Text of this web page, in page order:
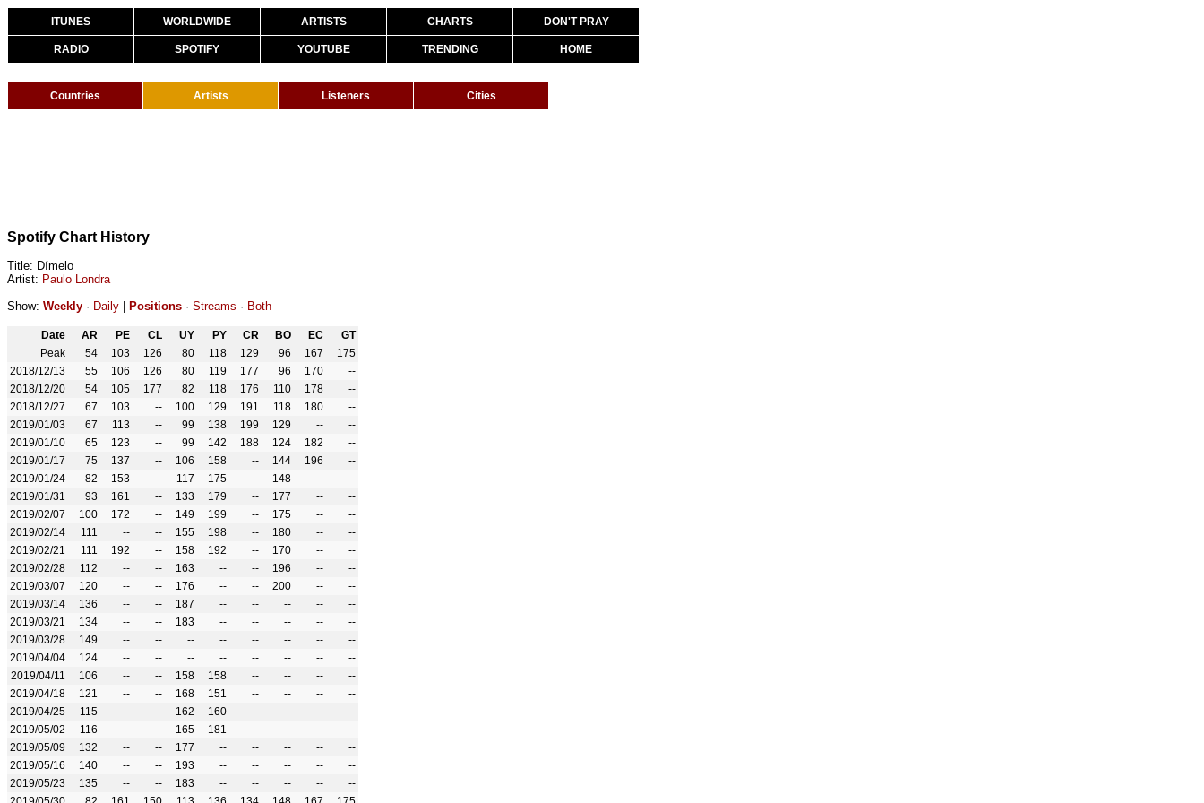
ITUNES WORLDWIDE ARTISTS CHARTS DON'T PRAY
RADIO SPOTIFY YOUTUBE TRENDING HOME
Countries Artists Listeners Cities
Spotify Chart History
Title: Dímelo
Artist: Paulo Londra
Show: Weekly · Daily Positions · Streams · Both
Date AR PE CL UY PY CR BO EC
GT
Peak
54 103 126 80 118 129 96 167
175
2018/12/13
55 106 126 80 119 177 96 170
--
2018/12/20
54 105 177 82 118 176 110 178
--
2018/12/27
67 103 -- 100 129 191 118 180
--
2019/01/03
67 113 -- 99 138 199 129 --
--
2019/01/10
65 123 -- 99 142 188 124 182
--
2019/01/17
75 137 -- 106 158 -- 144 196
--
2019/01/24
82 153 -- 117 175 -- 148 --
--
2019/01/31
93 161 -- 133 179 -- 177 --
--
2019/02/07
100 172 -- 149 199 -- 175 --
--
2019/02/14
111 -- -- 155 198 -- 180 --
--
2019/02/21
111 192 -- 158 192 -- 170 --
--
2019/02/28
112 -- -- 163 -- -- 196 --
--
2019/03/07
120 -- -- 176 -- -- 200 --
--
2019/03/14
136 -- -- 187 -- -- -- --
--
2019/03/21
134 -- -- 183 -- -- -- --
--
2019/03/28
149 -- -- -- -- -- -- --
--
2019/04/04
124 -- -- -- -- -- -- --
--
2019/04/11
106 -- -- 158 158 -- -- --
--
2019/04/18
121 -- -- 168 151 -- -- --
--
2019/04/25
115 -- -- 162 160 -- -- --
--
2019/05/02
116 -- -- 165 181 -- -- --
--
2019/05/09
132 -- -- 177 -- -- -- --
--
2019/05/16
140 -- -- 193 -- -- -- --
--
2019/05/23
135 -- -- 183 -- -- -- --
--